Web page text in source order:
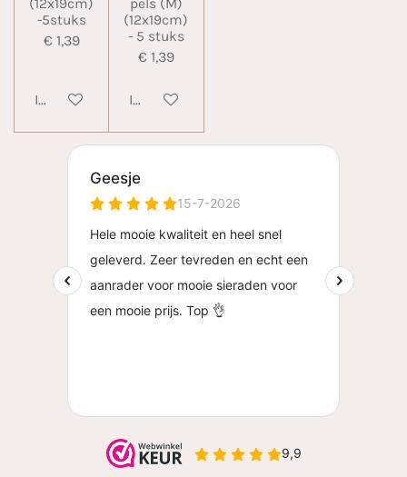
(12x19cm)
-5stuks
€ 1,39
In winkelwagen
pels (M)
(12x19cm)
- 5 stuks
€ 1,39
In winkelwagen